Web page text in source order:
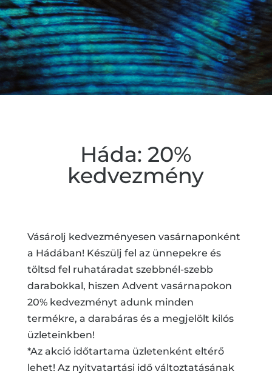
Háda: 20%
kedvezmény
Vásárolj kedvezményesen vasárnaponként
a Hádában! Készülj fel az ünnepekre és
töltsd fel ruhatáradat szebbnél-szebb
darabokkal, hiszen Advent vasárnapokon
20% kedvezményt adunk minden
termékre, a darabáras és a megjelölt kilós
üzleteinkben!
*Az akció időtartama üzletenként eltérő
lehet! Az nyitvatartási idő változtatásának